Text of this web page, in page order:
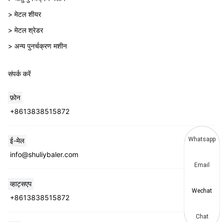
> मेटल शीयर
> मेटल श्रेडर
> अन्य पुनर्चक्रण मशीन
संपर्क करें
फ़ोन
+8613838515872
ई-मेल
info@shuliybaler.com
व्हाट्सएप
+8613838515872
Whatsapp
Email
Wechat
Chat